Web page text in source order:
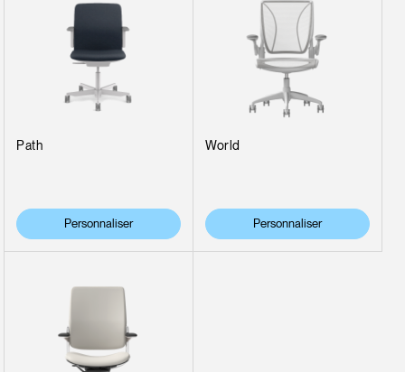
Path
Personnaliser
World
Personnaliser